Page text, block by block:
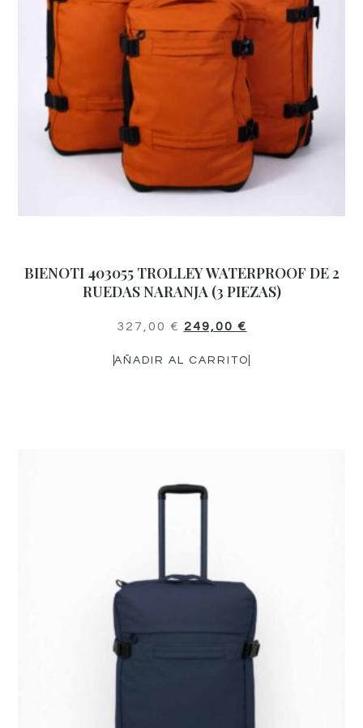
BIENOTI 403055 TROLLEY WATERPROOF DE 2
RUEDAS NARANJA (3 PIEZAS)
327,00 € 249,00 €
AÑADIR AL CARRITO